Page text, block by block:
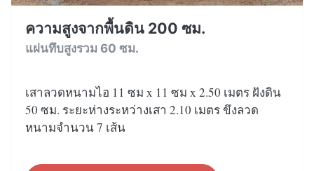
ความสูงจากพื้นดิน 200 ซม.
แผ่นทึบสูงรวม 60 ซม.
เสาลวดหนามไอ 11 ซม x 11 ซม x 2.50 เมตร ฝังดิน
50 ซม. ระยะห่างระหว่างเสา 2.10 เมตร ขึงลวด
หนามจำนวน 7 เส้น